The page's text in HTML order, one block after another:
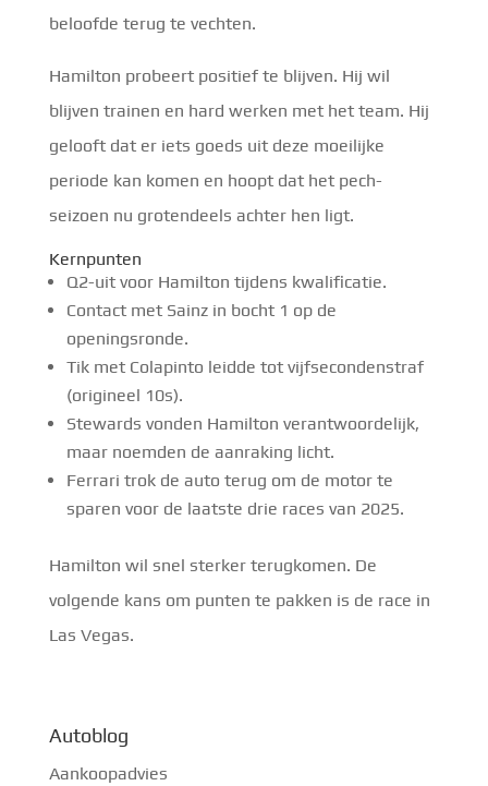
beloofde terug te vechten.
Hamilton probeert positief te blijven. Hij wil
blijven trainen en hard werken met het team. Hij
gelooft dat er iets goeds uit deze moeilijke
periode kan komen en hoopt dat het pech-
seizoen nu grotendeels achter hen ligt.
Kernpunten
Q2-uit voor Hamilton tijdens kwalificatie.
Contact met Sainz in bocht 1 op de
openingsronde.
Tik met Colapinto leidde tot vijfsecondenstraf
(origineel 10s).
Stewards vonden Hamilton verantwoordelijk,
maar noemden de aanraking licht.
Ferrari trok de auto terug om de motor te
sparen voor de laatste drie races van 2025.
Hamilton wil snel sterker terugkomen. De
volgende kans om punten te pakken is de race in
Las Vegas.
Autoblog
Aankoopadvies